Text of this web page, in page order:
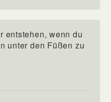
entstehen, wenn du
unter den Füßen zu